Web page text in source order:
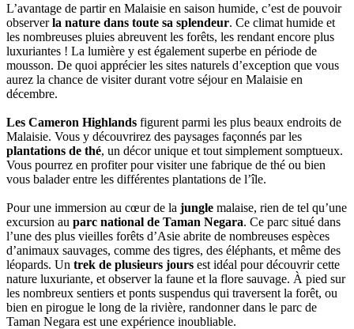
L’avantage de partir en Malaisie en saison humide, c’est de pouvoir
observerla nature dans toute sa splendeur. Ce climat humide et
les nombreuses pluies abreuvent les forêts, les rendant encore plus
luxuriantes ! La lumière y est également superbe en période de
mousson. De quoi apprécier les sites naturels d’exception que vous
aurez la chance de visiter durant votre séjour en Malaisie en
décembre.
Les Cameron Highlands figurent parmi les plus beaux endroits de
Malaisie. Vous y découvrirez des paysages façonnés par les
plantations de thé, un décor unique et tout simplement somptueux.
Vous pourrez en profiter pour visiter une fabrique de thé ou bien
vous balader entre les différentes plantations de l’île.
Pour une immersion au cœur de la jungle malaise, rien de tel qu’une
excursion au parc national de Taman Negara. Ce parc situé dans
l’une des plus vieilles forêts d’Asie abrite de nombreuses espèces
d’animaux sauvages, comme des tigres, des éléphants, et même des
léopards. Un trek de plusieurs jours est idéal pour découvrir cette
nature luxuriante, et observer la faune et la flore sauvage. À pied sur
les nombreux sentiers et ponts suspendus qui traversent la forêt, ou
bien en pirogue le long de la rivière, randonner dans le parc de
Taman Negara est une expérience inoubliable.